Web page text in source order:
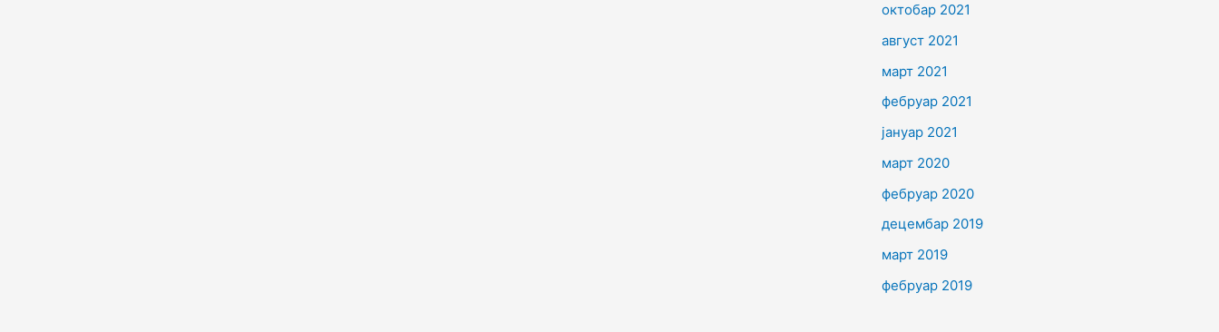
октобар 2021
август 2021
март 2021
фебруар 2021
јануар 2021
март 2020
фебруар 2020
децембар 2019
март 2019
фебруар 2019